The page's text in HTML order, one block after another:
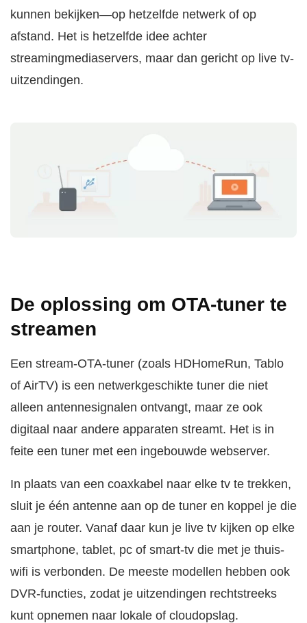
kunnen bekijken—op hetzelfde netwerk of op
afstand. Het is hetzelfde idee achter
streamingmediaservers, maar dan gericht op live tv-
uitzendingen.
De oplossing om OTA-tuner te
streamen
Een stream-OTA-tuner (zoals HDHomeRun, Tablo
of AirTV) is een netwerkgeschikte tuner die niet
alleen antennesignalen ontvangt, maar ze ook
digitaal naar andere apparaten streamt. Het is in
feite een tuner met een ingebouwde webserver.
In plaats van een coaxkabel naar elke tv te trekken,
sluit je één antenne aan op de tuner en koppel je die
aan je router. Vanaf daar kun je live tv kijken op elke
smartphone, tablet, pc of smart-tv die met je thuis-
wifi is verbonden. De meeste modellen hebben ook
DVR-functies, zodat je uitzendingen rechtstreeks
kunt opnemen naar lokale of cloudopslag.